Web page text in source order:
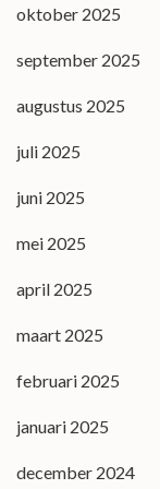
oktober 2025
september 2025
augustus 2025
juli 2025
juni 2025
mei 2025
april 2025
maart 2025
februari 2025
januari 2025
december 2024